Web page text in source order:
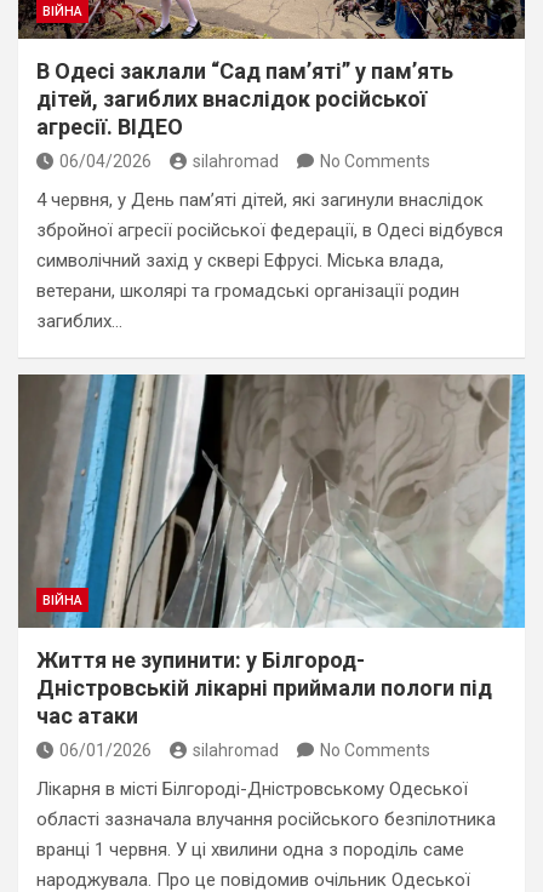
ВІЙНА
В Одесі заклали “Сад пам’яті” у пам’ять
дітей, загиблих внаслідок російської
агресії. ВІДЕО
06/04/2026 silahromad No Comments
4 червня, у День пам’яті дітей, які загинули внаслідок
збройної агресії російської федерації, в Одесі відбувся
символічний захід у сквері Ефрусі. Міська влада,
ветерани, школярі та громадські організації родин
загиблих…
ВІЙНА
Життя не зупинити: у Білгород-
Дністровській лікарні приймали пологи під
час атаки
06/01/2026 silahromad No Comments
Лікарня в місті Білгороді-Дністровському Одеської
області зазначала влучання російського безпілотника
вранці 1 червня. У ці хвилини одна з породіль саме
народжувала. Про це повідомив очільник Одеської